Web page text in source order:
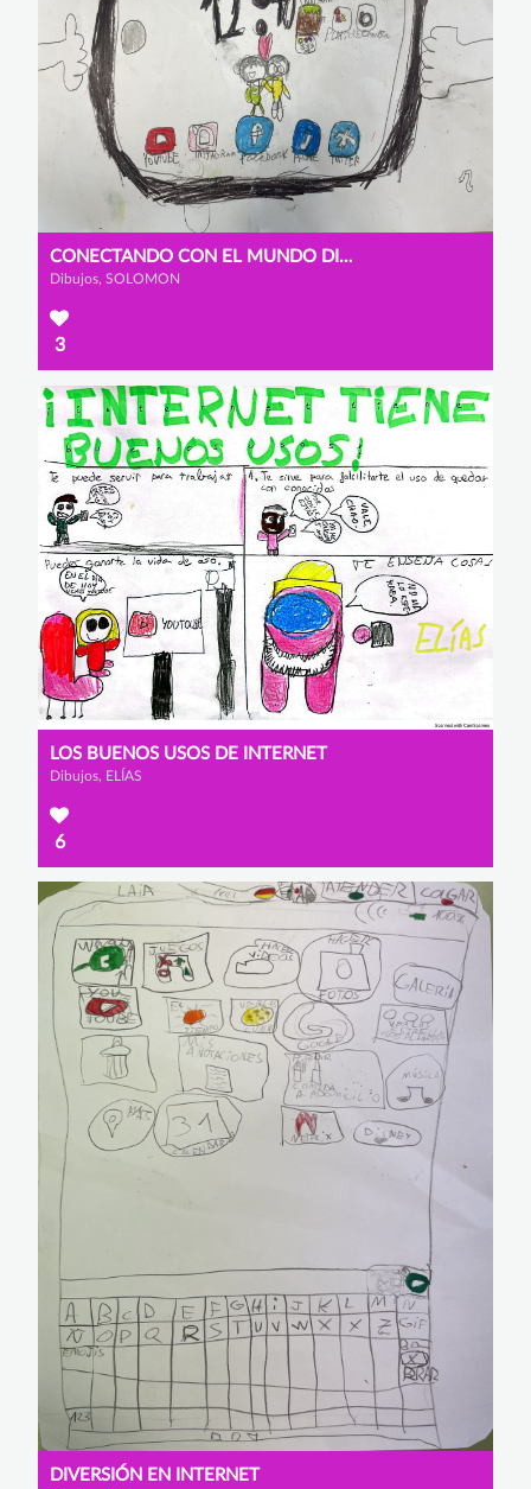
CONECTANDO CON EL MUNDO DIGITAL
Dibujos, SOLOMON
3
LOS BUENOS USOS DE INTERNET
Dibujos, ELÍAS
6
DIVERSIÓN EN INTERNET